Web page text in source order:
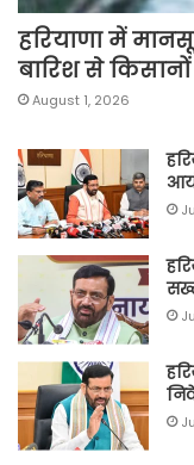
हरियाणा में
बारिश से
August 1, 2026